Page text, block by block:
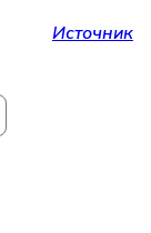
Источник